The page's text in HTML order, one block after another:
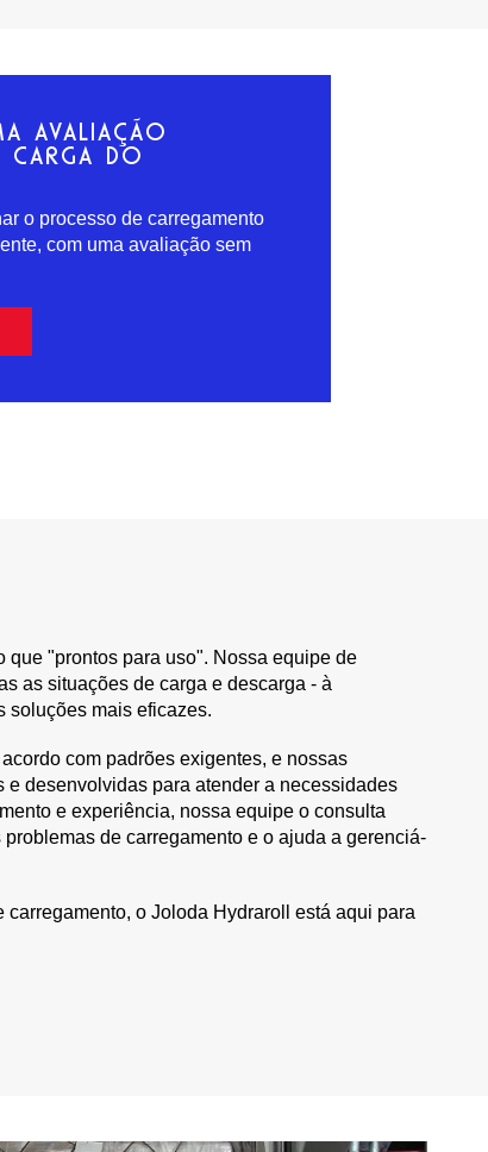
AVALIAÇÃO
CARGA DO
o processo de carregamento
com uma avaliação sem
que "prontos para uso". Nossa equipe de
as situações de carga e descarga - à
soluções mais eficazes.
com padrões exigentes, e nossas
desenvolvidas para atender a necessidades
e experiência, nossa equipe o consulta
de carregamento e o ajuda a gerenciá-
carregamento, o Joloda Hydraroll está aqui para